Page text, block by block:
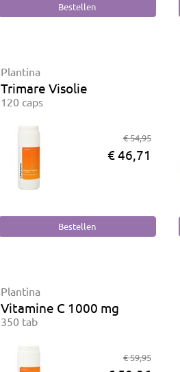
Plantina
Trimare Visolie
120 caps
€ 54,95
€ 46,71
Plantina
Vitamine C 1000 mg
350 tab
€ 59,95